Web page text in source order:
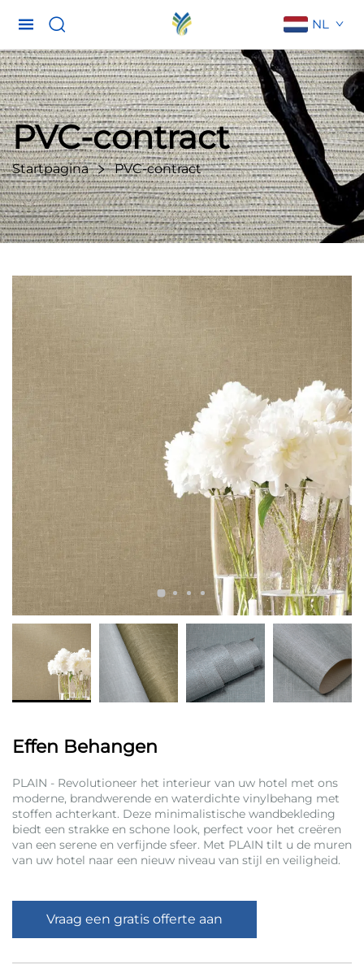
NL
PVC-contract
Startpagina PVC-contract
Effen Behangen
PLAIN - Revolutioneer het interieur van uw hotel met ons
moderne, brandwerende en waterdichte vinylbehang met
stoffen achterkant. Deze minimalistische wandbekleding
biedt een strakke en schone look, perfect voor het creëren
van een serene en verfijnde sfeer. Met PLAIN tilt u de muren
van uw hotel naar een nieuw niveau van stijl en veiligheid.
Vraag een gratis offerte aan